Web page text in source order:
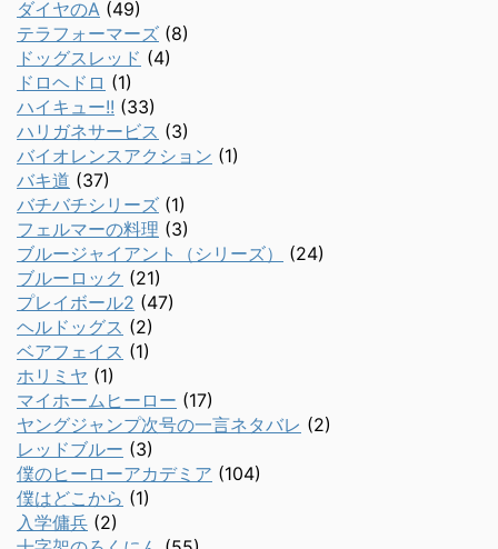
ダイヤのA (49)
テラフォーマーズ (8)
ドッグスレッド (4)
ドロヘドロ (1)
ハイキュー!! (33)
ハリガネサービス (3)
バイオレンスアクション (1)
バキ道 (37)
バチバチシリーズ (1)
フェルマーの料理 (3)
ブルージャイアント（シリーズ）
(24)
ブルーロック (21)
プレイボール2 (47)
ヘルドッグス (2)
ベアフェイス (1)
ホリミヤ (1)
マイホームヒーロー (17)
ヤングジャンプ次号の一言ネタバレ (2)
レッドブルー (3)
僕のヒーローアカデミア (104)
僕はどこから (1)
入学傭兵 (2)